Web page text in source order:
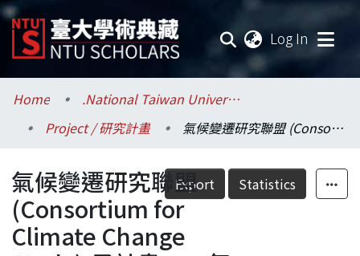
Log In
Communities & Collections
Research Outputs
Fundings & Projects
Researchers
Home
.National Taiwan University / 國立臺灣大學
Project / 研究計畫
氣候變遷研究聯盟 (Consortium for Climate Change Study)-子計畫一：氣候模式中雲與氣膠模組的發展
Export Statistics
氣候變遷研究聯盟
(Consortium for
Climate Change